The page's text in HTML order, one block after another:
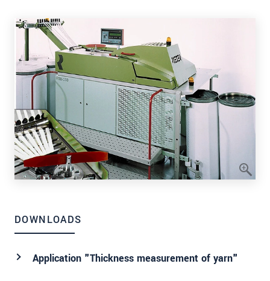
DOWNLOADS
Application "Thickness measurement of yarn"